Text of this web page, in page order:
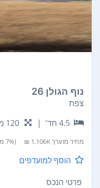
נוף הגולן 26
צפת
4.5 חד'
| 120 מ"ר
מחיר מוערך1,106K ₪ (7% מעל למחיר השוק
הוסף למועדפים
פרטי הנכס